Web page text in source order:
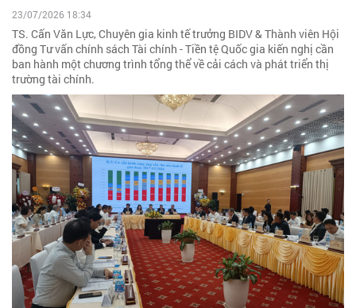
23/07/2026 18:34
TS. Cấn Văn Lực, Chuyên gia kinh tế trưởng BIDV & Thành viên Hội
đồng Tư vấn chính sách Tài chính - Tiền tệ Quốc gia kiến nghị cần
ban hành một chương trình tổng thể về cải cách và phát triển thị
trường tài chính.